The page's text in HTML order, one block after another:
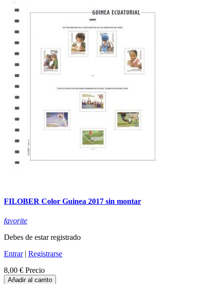
FILOBER Color Guinea 2017 sin montar
favorite
Debes de estar registrado
Entrar| Registrarse
8,00 € Precio
Añadir al carrito